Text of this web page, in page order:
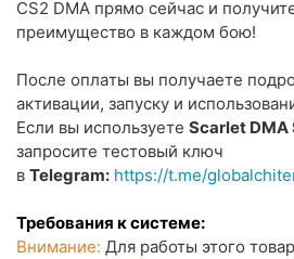
CS2 DMA прямо сейчас и
преимущество в каждом бою!
Пocлe oплaты вы пoлучaeтe
aктивaции, зaпуcку и
Если вы используете Scarlet DMA
запросите тестовый ключ
в Telegram: https://t.me/
Требования к системе:
Внимание: Для работы этого